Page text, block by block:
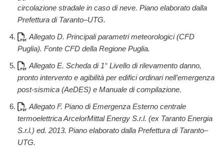
circolazione stradale in caso di neve. Piano elaborato dalla
Prefettura di Taranto–UTG.
Allegato D. Principali parametri meteorologici (CFD
Puglia). Fonte CFD della Regione Puglia.
Allegato E. Scheda di 1° Livello di rilevamento danno,
pronto intervento e agibilità per edifici ordinari nell’emergenza
post-sismica (AeDES) e Manuale di compilazione.
Allegato F. Piano di Emergenza Esterno centrale
termoelettrica ArcelorMittal Energy S.r.l. (ex Taranto Energia
S.r.l.) ed. 2013. Piano elaborato dalla Prefettura di Taranto–
UTG.